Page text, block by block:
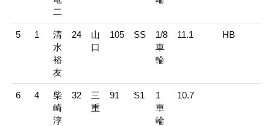
二
5 1
清
水
裕
友
24
山
口
105 SS
1/8
車
輪
11.1 HB
6 4
柴
崎
淳
32
三
重
91 S1
1
車
輪
10.7